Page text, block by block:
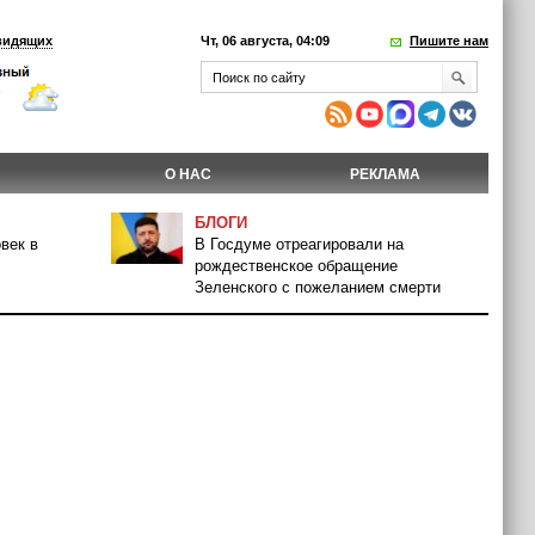
Чт, 06 августа, 04:09 Пишите нам
О НАС РЕКЛАМА
в
БЛОГИ
В Госдуме отреагировали на
рождественское обращение
Зеленского с пожеланием смерти